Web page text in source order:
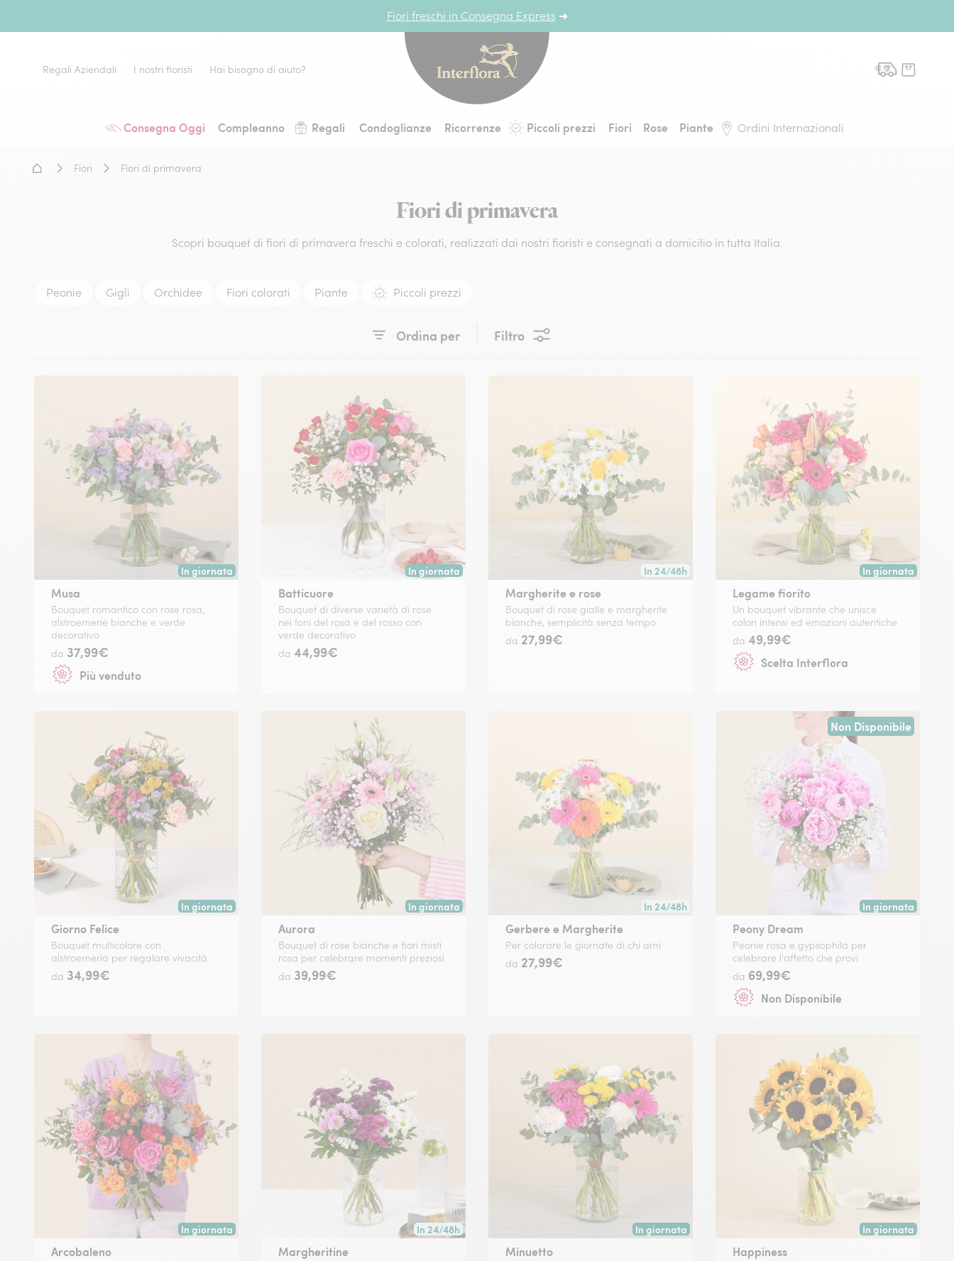
Fiori freschi in Consegna Express ➜
Consegna Oggi Compleanno Regali Condoglianze Ricorrenze Piccoli prezzi Fiori Rose Piante Ordini Internazionali
Regali Aziendali I nostri fioristi Hai bisogno di aiuto?
Home - Fiori a domicilio
Fiori Fiori di primavera
Fiori di primavera
Scopri bouquet di fiori di primavera freschi e colorati, realizzati dai nostri fioristi e consegnati a domicilio in tutta Italia.
Peonie Gigli Orchidee Fiori colorati Piante Piccoli prezzi
Ordina per Filtro
In giornata
Consegna disponibile oggi o in data a tua scelta.
Musa
Bouquet romantico con rose rosa,
alstroemerie bianche e verde
decorativo
da 37,99€
Più venduto
In giornata
Consegna disponibile oggi o in data a tua scelta.
Batticuore
Bouquet di diverse varietà di rose
nei toni del rosa e del rosso con
verde decorativo
da 44,99€
In 24/48h
Consegna disponibile in 24/48h o in data a tua scelta.
Margherite e rose
Bouquet di rose gialle e margherite
bianche, semplicità senza tempo
da 27,99€
In giornata
Consegna
Legame fiorito
Un bouquet vibrante che unisce
colori intensi ed emozioni autentiche
da 49,99€
Scelta Interflora
In giornata
Consegna disponibile oggi o in data a tua scelta.
Giorno Felice
Bouquet multicolore con
alstroemeria per regalare vivacità
da 34,99€
In giornata
Consegna disponibile oggi o in data a tua scelta.
Aurora
Bouquet di rose bianche e fiori misti
rosa per celebrare momenti preziosi
da 39,99€
In 24/48h
Consegna disponibile in 24/48h o in data a tua scelta.
Gerbere e Margherite
Per colorare le giornate di chi ami
da 27,99€
Non Disponibile
In giornata
Consegna
Peony Dream
Peonie rosa e gypsophila per
celebrare l'affetto che provi
da 69,99€
Non Disponibile
In giornata
Consegna disponibile oggi o in data a tua scelta.
Arcobaleno
In 24/48h
Consegna disponibile in 24/48h o in data a tua scelta.
Margheritine
In giornata
Consegna disponibile oggi o in data a tua scelta.
Minuetto
In giornata
Consegna
Happiness